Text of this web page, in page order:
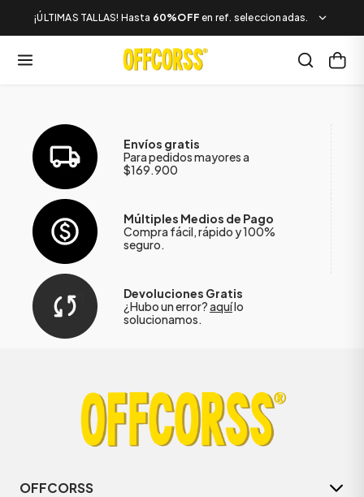
¡ÚLTIMAS TALLAS! Hasta 60%OFF en ref. seleccionadas.
Envíos gratis
Para pedidos mayores a
$169.900
Múltiples Medios de Pago
Compra fácil, rápido y 100%
seguro.
Devoluciones Gratis
¿Hubo un error?aquílo
solucionamos.
OFFCORSS